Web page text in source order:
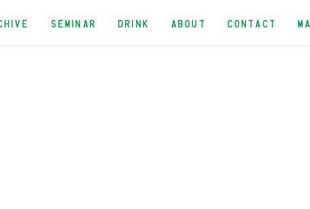
SEMINAR DRINK ABOUT CONTACT